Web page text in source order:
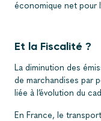
économique net pour
Et la Fiscalité ?
La diminution des
de marchandises par
liée à l’évolution du
En France, le